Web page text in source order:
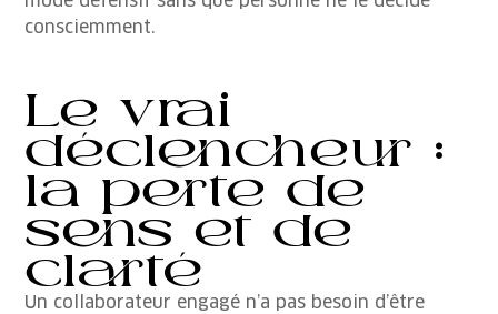
consciemment.
Le vrai
déclencheur :
la perte de
sens et de
clarté
Un collaborateur engagé n’a pas besoin d’être